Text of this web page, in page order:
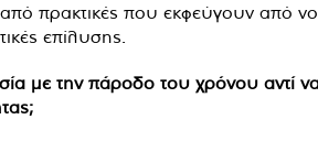
πρακτικές που εκφεύγουν από
επίλυσης.
με την πάροδο του χρόνου αντί